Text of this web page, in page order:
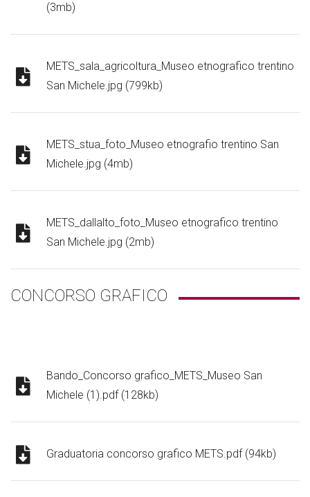
(3mb)
METS_sala_agricoltura_Museo etnografico trentino
San Michele.jpg (799kb)
METS_stua_foto_Museo etnografio trentino San
Michele.jpg (4mb)
METS_dallalto_foto_Museo etnografico trentino
San Michele.jpg (2mb)
CONCORSO GRAFICO
Bando_Concorso grafico_METS_Museo San
Michele (1).pdf (128kb)
Graduatoria concorso grafico METS.pdf (94kb)